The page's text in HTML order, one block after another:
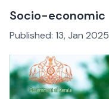
Socio-economic
Published: 13, Jan 2025